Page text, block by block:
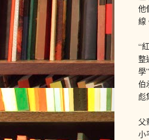
他
線
“
整
學
伯
彪
父
小